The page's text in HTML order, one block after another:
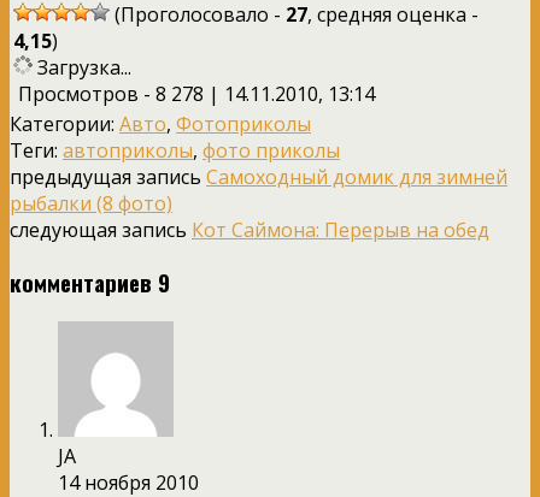
(Проголосовало - 27, средняя оценка -
4,15)
Загрузка...
Просмотров - 8 278 | 14.11.2010, 13:14
Категории: Авто, Фотоприколы
Теги: автоприколы, фото приколы
предыдущая запись Самоходный домик для зимней
рыбалки (8 фото)
следующая запись Кот Саймона: Перерыв на обед
комментариев 9
JA
14 ноября 2010